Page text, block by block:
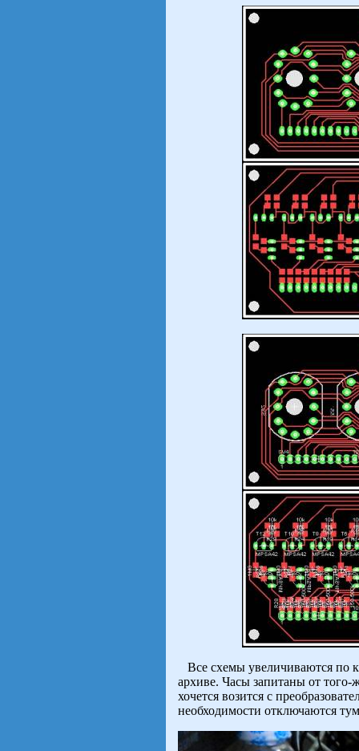
Все схемы увеличиваются по
архиве. Часы запитаны от
хочется возится с
необходимости отключаются